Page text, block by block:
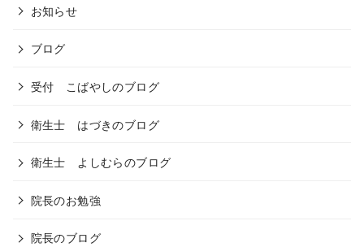
お知らせ
ブログ
受付 こばやしのブログ
衛生士 はづきのブログ
衛生士 よしむらのブログ
院長のお勉強
院長のブログ